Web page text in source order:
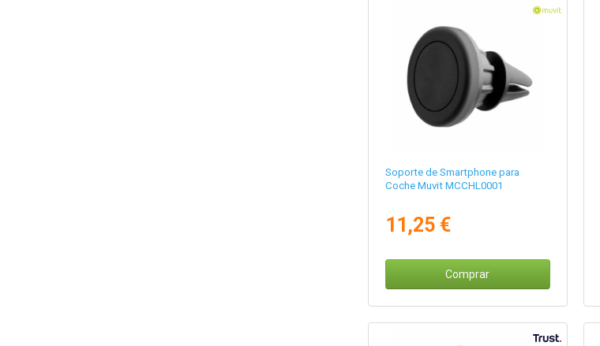
Soporte de Smartphone para
Coche Muvit MCCHL0001
11,25 €
Comprar